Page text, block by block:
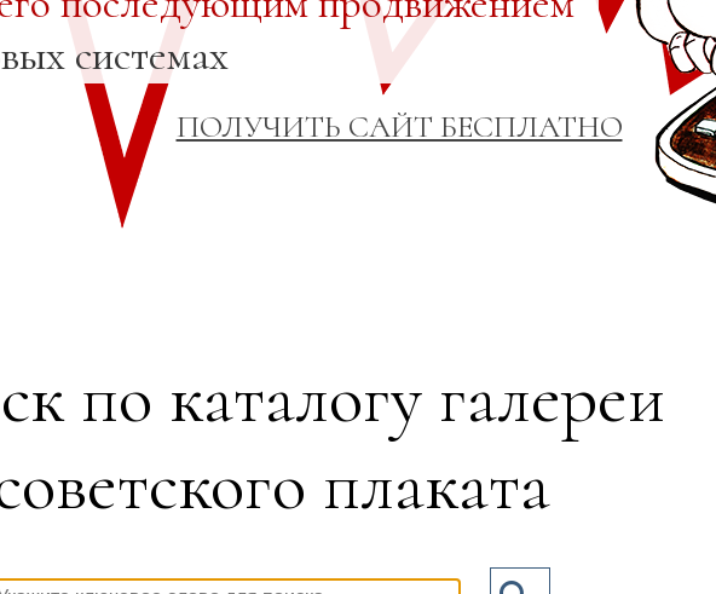
системах
ПОЛУЧИТЬ САЙТ БЕСПЛАТНО
по каталогу галереи
плаката